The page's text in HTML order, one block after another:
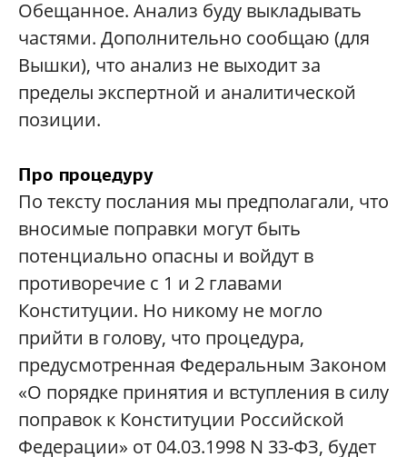
Обещанное. Анализ буду выкладывать
частями. Дополнительно сообщаю (для
Вышки), что анализ не выходит за
пределы экспертной и аналитической
позиции.
Про процедуру
По тексту послания мы предполагали, что
вносимые поправки могут быть
потенциально опасны и войдут в
противоречие с 1 и 2 главами
Конституции. Но никому не могло
прийти в голову, что процедура,
предусмотренная Федеральным Законом
«О порядке принятия и вступления в силу
поправок к Конституции Российской
Федерации» от 04.03.1998 N 33-ФЗ, будет